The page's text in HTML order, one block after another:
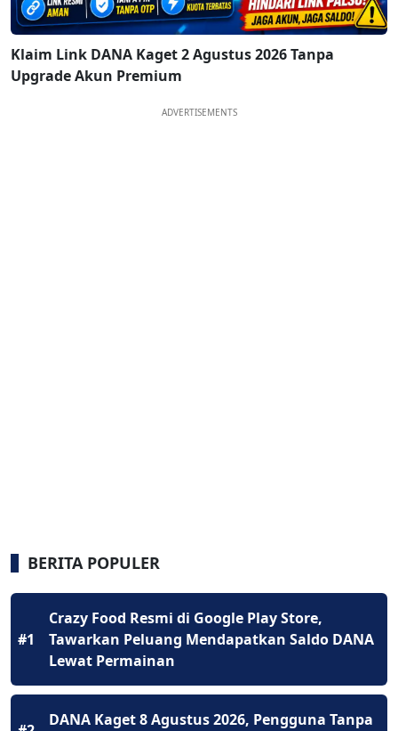
Klaim Link DANA Kaget 2 Agustus 2026 Tanpa
Upgrade Akun Premium
ADVERTISEMENTS
BERITA POPULER
#1
Crazy Food Resmi di Google Play Store,
Tawarkan Peluang Mendapatkan Saldo DANA
Lewat Permainan
DANA Kaget 8 Agustus 2026, Pengguna Tanpa